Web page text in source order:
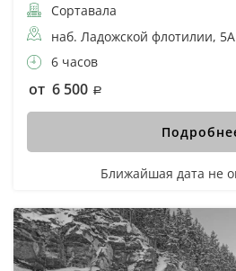
Сортавала
наб. Ладожской флотилии, 5А
6 часов
от 6 500
Ближайшая дата не